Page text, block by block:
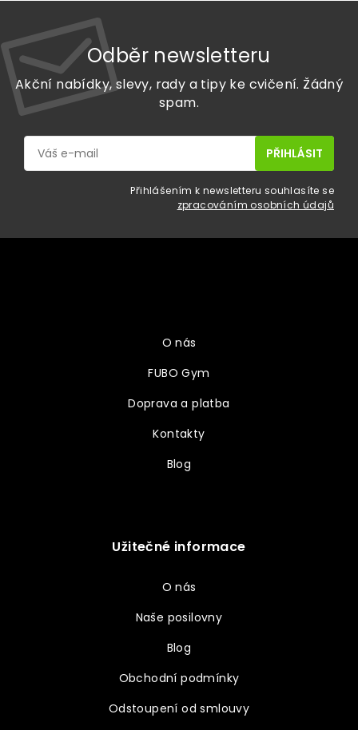
Odběr newsletteru
Akční nabídky, slevy, rady a tipy ke cvičení. Žádný
spam.
Přihlášením k newsletteru souhlasíte se
zpracováním osobních údajů
O nás
FUBO Gym
Doprava a platba
Kontakty
Blog
Užitečné informace
O nás
Naše posilovny
Blog
Obchodní podmínky
Odstoupení od smlouvy